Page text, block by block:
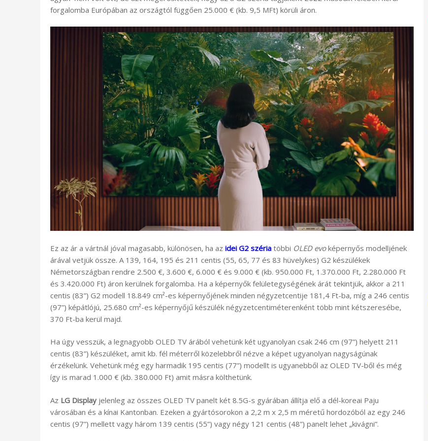
forgalomba Európában az országtól függően 25.000 € (kb. 9,5 MFt) körüli áron.
Ez az ár a vártnál jóval magasabb, különösen, ha az idei G2 széria többi OLED evoképernyős modelljének
árával vetjük össze. A 139, 164, 195 és 211 centis (55, 65, 77 és 83 hüvelykes) G2 készülékek
Németországban rendre 2.500 €, 3.600 €, 6.000 € és 9.000 € (kb. 950.000 Ft, 1.370.000 Ft, 2.280.000 Ft
és 3.420.000 Ft) áron kerülnek forgalomba. Ha a képernyők felületegységének árát tekintjük, akkor a 211
centis (83”) G2 modell 18.849 cm²-es képernyőjének minden négyzetcentije 181,4 Ft-ba, míg a 246 centis
(97”) képátlójú, 25.680 cm²-es képernyőjű készülék négyzetcentiméterenként több mint kétszeresébe,
370 Ft-ba kerül majd.
Ha úgy vesszük, a legnagyobb OLED TV árából vehetünk két ugyanolyan csak 246 cm (97”) helyett 211
centis (83”) készüléket, amit kb. fél méterről közelebbről nézve a képet ugyanolyan nagyságúnak
érzékelünk. Vehetünk még egy harmadik 195 centis (77”) modellt is ugyanebből az OLED TV-ből és még
így is marad 1.000 € (kb. 380.000 Ft) amit másra költhetünk.
Az LG Display jelenleg az összes OLED TV panelt két 8.5G-s gyárában állítja elő a dél-koreai Paju
városában és a kínai Kantonban. Ezeken a gyártósorokon a 2,2 m x 2,5 m méretű hordozóból az egy 246
centis (97”) mellett vagy három 139 centis (55”) vagy négy 121 centis (48”) panelt lehet „kivágni”.